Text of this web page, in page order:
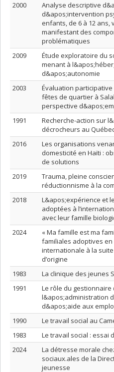
2000
Analyse descriptive
d&apos;intervention
enfants, de 6 à 12 ans,
manifestant des
problématiques
2009
Étude exploratoire du
menant à
d&apos;autonomie
2003
Évaluation
fêtes de quartier à
perspective
1991
Recherche-action sur
décrocheurs au
2016
Les organisations
domesticité en Haïti :
de solutions
2019
Trauma, pleine
réductionnisme à la
2018
L&apos;expérience et
adoptées à
avec leur famille
2024
« Ma famille est ma
familiales adoptives en
internationale à la suite
d’origine
1983
La clinique des jeunes
1991
Le rôle du
l&apos;administration
d&apos;aide aux
1990
Le travail social au
1983
Le travail social : essai
2024
La détresse morale
sociaux.ales de la
jeunesse